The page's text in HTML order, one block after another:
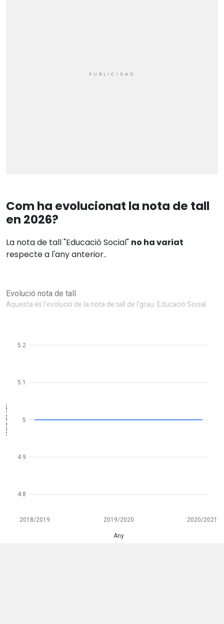
Com ha evolucionat la nota de tall
en 2026?
La nota de tall "Educació Social" no ha variat
respecte a l'any anterior..
Evolució nota de tall
Aquesta és l'evolució de la nota de tall de l'grau: Educació Social
2018/2019 2019/2020 2020/2021
Any
4.8
4.9
5
5.1
5.2
Nota de tall